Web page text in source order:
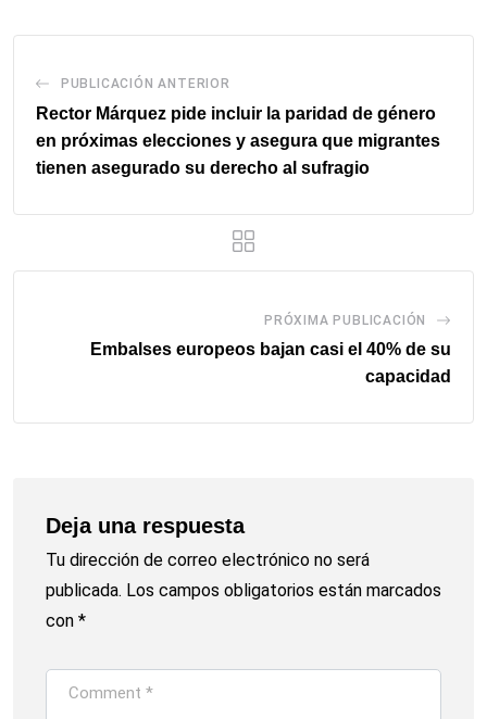
PUBLICACIÓN ANTERIOR
Rector Márquez pide incluir la paridad de género
en próximas elecciones y asegura que migrantes
tienen asegurado su derecho al sufragio
PRÓXIMA PUBLICACIÓN
Embalses europeos bajan casi el 40% de su
capacidad
Deja una respuesta
Tu dirección de correo electrónico no será
publicada. Los campos obligatorios están marcados
con *